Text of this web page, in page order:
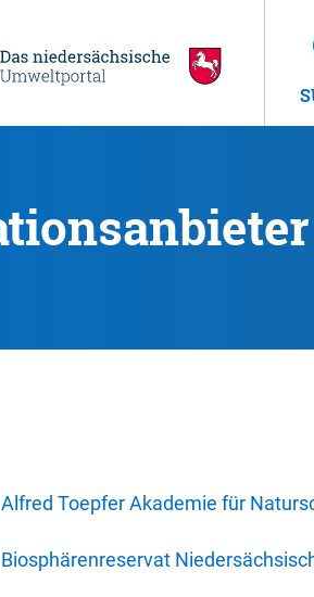
Alfred Toepfer Akademie für
Biosphärenreservat